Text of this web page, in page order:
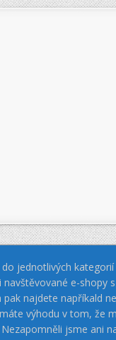
jednotlivých
e-shopy
najdete napříkald
výhodu v tom, že
jsme ani